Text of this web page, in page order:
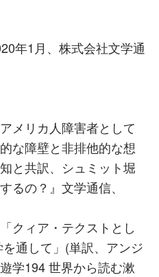
年1月、株式会社文学通
メリカ人障害者として
な障壁と非排他的な想
と共訳、シュミット堀
るの？』文学通信、
クィア・テクストとし
通して」(単訳、アンジ
学194 世界から読む漱